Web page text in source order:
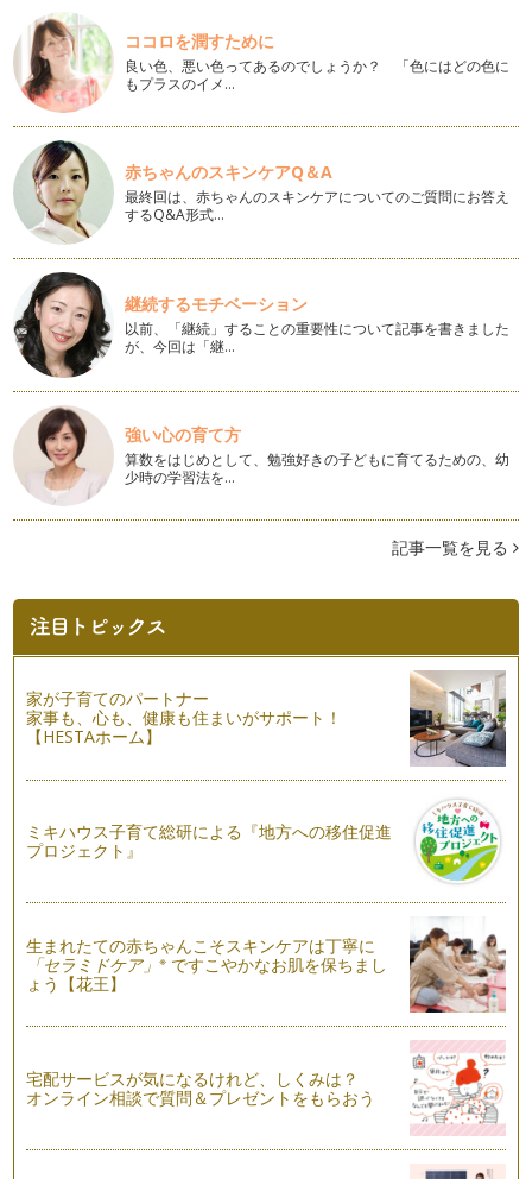
春色のアジサイリース
お花をお家に飾りたい！と思っても小さなお子様がいると飾る
場所に悩んでしまう事もありますよね…
和風の手まりブーケの作り方
はんなり着物にもぴったりの「和風手まりブーケ」。 和紐の
取っ手がついているのでお子…
春色の子どもブーケと花冠
黄色いポンポンのミモザや淡いピンクのお花。そんな春らしい
イメージのお花を束ねてブーケをつく…
さくら色の子ども用花冠の作り方
お店には春物も並びそろそろ春らしい色の出番ですね。 今回
は春らしいペールトーンで作…
ひな祭りのアレンジメント
３月３日はひな祭り。子どもたちのすこやかな成長を祈る「雛
祭り」の行事にぴったりのアレンジを…
春を呼ぶミモザの子どもブーケ
春を告げるお花として親しまれているミモザ。 イタリアでは
３月８日を「ミモザの日」と…
お庭のお花で簡単！親子で楽しむ一輪挿しの花飾り
庭にある花を気軽にお部屋にも飾って…
お花屋さんごっこ
「大人になったら何になる？」 の質問に数多く聞かれる職業
のひとつ、 「お花…
親子でお揃い。冬の親子リースの楽しみ方！
たくさんの木の実やコットンだけを集めて作る冬のリース。
たっぷりの木の実が可愛いリ…
あじさいのボールブーケの作り方
…
お花付きリボンカチューシャの作り方
葉っぱで作る秋のこども花冠
…
…
ココロを潤すために
良い色、悪い色ってあるのでしょうか？ 「色にはどの色に
もプラスのイメ…
赤ちゃんのスキンケアQ＆A
最終回は、赤ちゃんのスキンケアについてのご質問にお答え
するQ&A形式…
継続するモチベーション
以前、「継続」することの重要性について記事を書きました
が、今回は「継…
強い心の育て方
算数をはじめとして、勉強好きの子どもに育てるための、幼
少時の学習法を…
記事一覧を見る
家が子育てのパートナー
家事も、心も、健康も住まいがサポート！
【HESTAホーム】
ミキハウス子育て総研による『地方への移住促進
プロジェクト』
生まれたての赤ちゃんこそスキンケアは丁寧に
「セラミドケア」※ ですこやかなお肌を保ちまし
ょう【花王】
宅配サービスが気になるけれど、しくみは？
オンライン相談で質問＆プレゼントをもらおう